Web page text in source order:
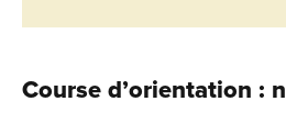
Course d’orientation :